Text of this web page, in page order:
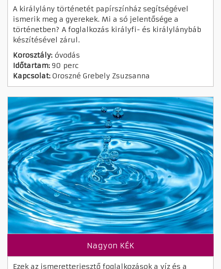
A királylány történetét papírszínház segítségével
ismerik meg a gyerekek. Mi a só jelentősége a
történetben? A foglalkozás királyfi- és királylánybáb
készítésével zárul.
Korosztály: óvodás
Időtartam: 90 perc
Kapcsolat: Oroszné Grebely Zsuzsanna
Nagyon KÉK
Ezek az ismeretterjesztő foglalkozások a víz és a